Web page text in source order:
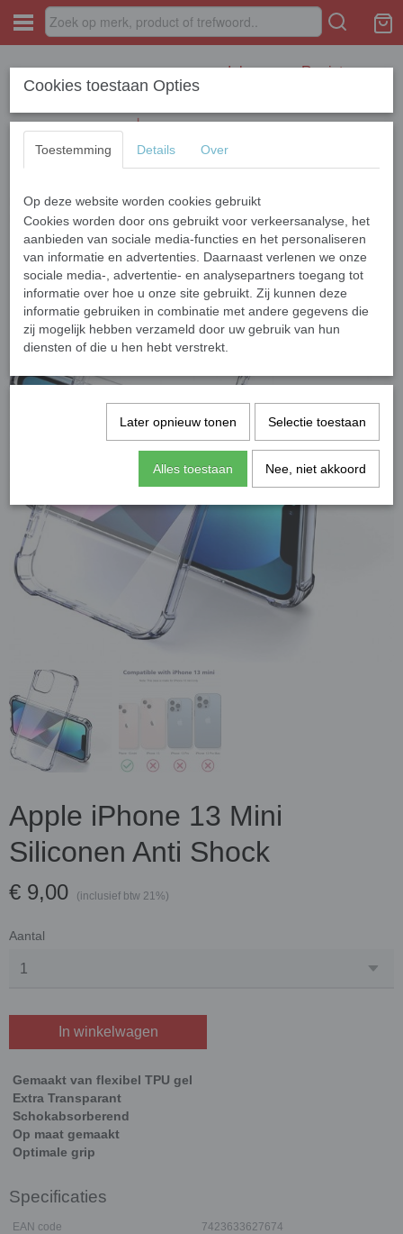
Inloggen Registreren
Home › APPLE › iPhone 13 Series › iPhone 13 Mini
Mini Siliconen Anti Shock
Apple iPhone 13 Mini
Siliconen Anti Shock
€ 9,00 (inclusief btw 21%)
Aantal
In winkelwagen
Gemaakt van flexibel TPU gel
Extra Transparant
Schokabsorberend
Op maat gemaakt
Optimale grip
Specificaties
EAN code 7423633627674
Cookies toestaan Opties
Toestemming Details Over
Op deze website worden cookies gebruikt
Cookies worden door ons gebruikt voor verkeersanalyse, het
aanbieden van sociale media-functies en het personaliseren
van informatie en advertenties. Daarnaast verlenen we onze
sociale media-, advertentie- en analysepartners toegang tot
informatie over hoe u onze site gebruikt. Zij kunnen deze
informatie gebruiken in combinatie met andere gegevens die
zij mogelijk hebben verzameld door uw gebruik van hun
diensten of die u hen hebt verstrekt.
Later opnieuw tonen Selectie toestaan
Alles toestaan Nee, niet akkoord